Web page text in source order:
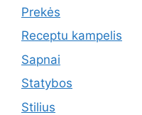
Prekės
Receptu kampelis
Sapnai
Statybos
Stilius